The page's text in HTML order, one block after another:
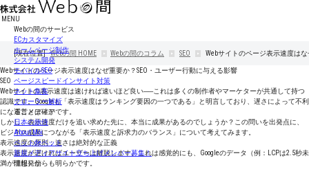
[現在位置] Webの間 HOME Webの間のコラム SEO Webサイトのページ表示速度は
Webサイトのページ表示速度はなぜ重要か？SEO・ユーザー行動に与える影響
SEO
Webサイトの表示速度は速ければ速いほど良い──これは多くの制作者やマーケターが共通して持つ
認識です。Googleも「表示速度はランキング要因の一つである」と明言しており、遅さによって不利
になることは確かです。
しかし、表示速度だけを追い求めた先に、本当に成果があるのでしょうか？この問いを出発点に、
ビジネス成果につながる「表示速度と訴求力のバランス」について考えてみます。
表示速度の原則：速さは絶対的な正義
表示速度が遅ければユーザーは離脱します。これは感覚的にも、Googleのデータ（例：LCPは2.5秒未
満が理想）からも明らかです。
MENU
Webの間のサービス
ECカスタマイズ
ホームページ制作
システム開発
モバイルSEO
ページスピードインサイト対策
ネット集客
クローラー解析
運営メディア
日本の旅侍
About Moi
ペットdeペット
新規メディアサイト立ち上げメンバー募集！
情報発信